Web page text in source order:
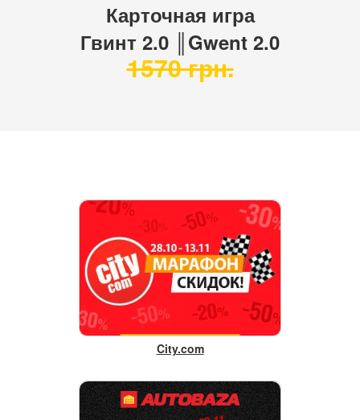
Карточная игра
Гвинт 2.0 ║Gwent 2.0
1570 грн.
City.com